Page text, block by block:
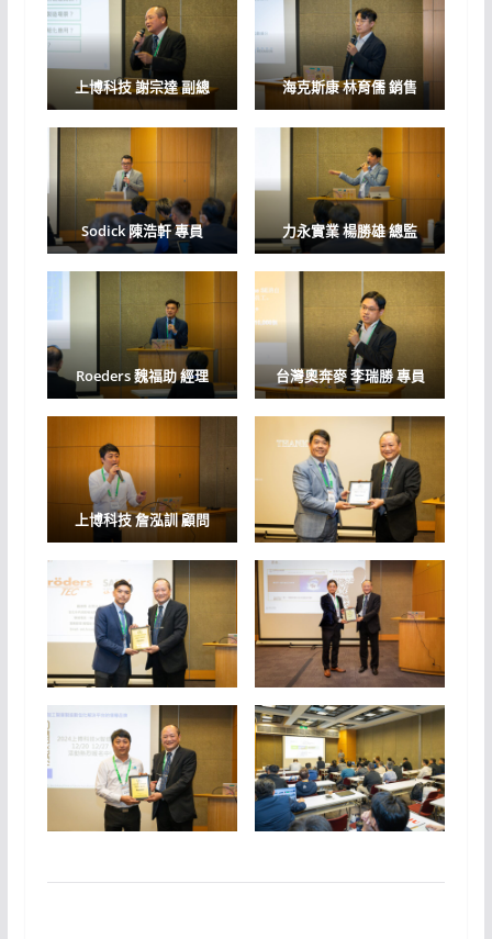
上博科技謝宗達 副總 海克斯康林育儒 銷售
Sodick陳浩軒 專員 力永實業楊勝雄 總監
Roeders魏福助 經理 台灣奧奔麥李瑞勝 專員
上博科技詹泓訓 顧問